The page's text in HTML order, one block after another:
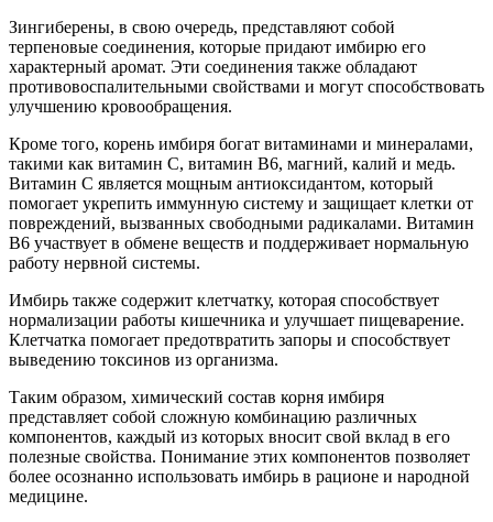
Зингиберены, в свою очередь, представляют собой
терпеновые соединения, которые придают имбирю его
характерный аромат. Эти соединения также обладают
противовоспалительными свойствами и могут способствовать
улучшению кровообращения.
Кроме того, корень имбиря богат витаминами и минералами,
такими как витамин C, витамин B6, магний, калий и медь.
Витамин C является мощным антиоксидантом, который
помогает укрепить иммунную систему и защищает клетки от
повреждений, вызванных свободными радикалами. Витамин
B6 участвует в обмене веществ и поддерживает нормальную
работу нервной системы.
Имбирь также содержит клетчатку, которая способствует
нормализации работы кишечника и улучшает пищеварение.
Клетчатка помогает предотвратить запоры и способствует
выведению токсинов из организма.
Таким образом, химический состав корня имбиря
представляет собой сложную комбинацию различных
компонентов, каждый из которых вносит свой вклад в его
полезные свойства. Понимание этих компонентов позволяет
более осознанно использовать имбирь в рационе и народной
медицине.